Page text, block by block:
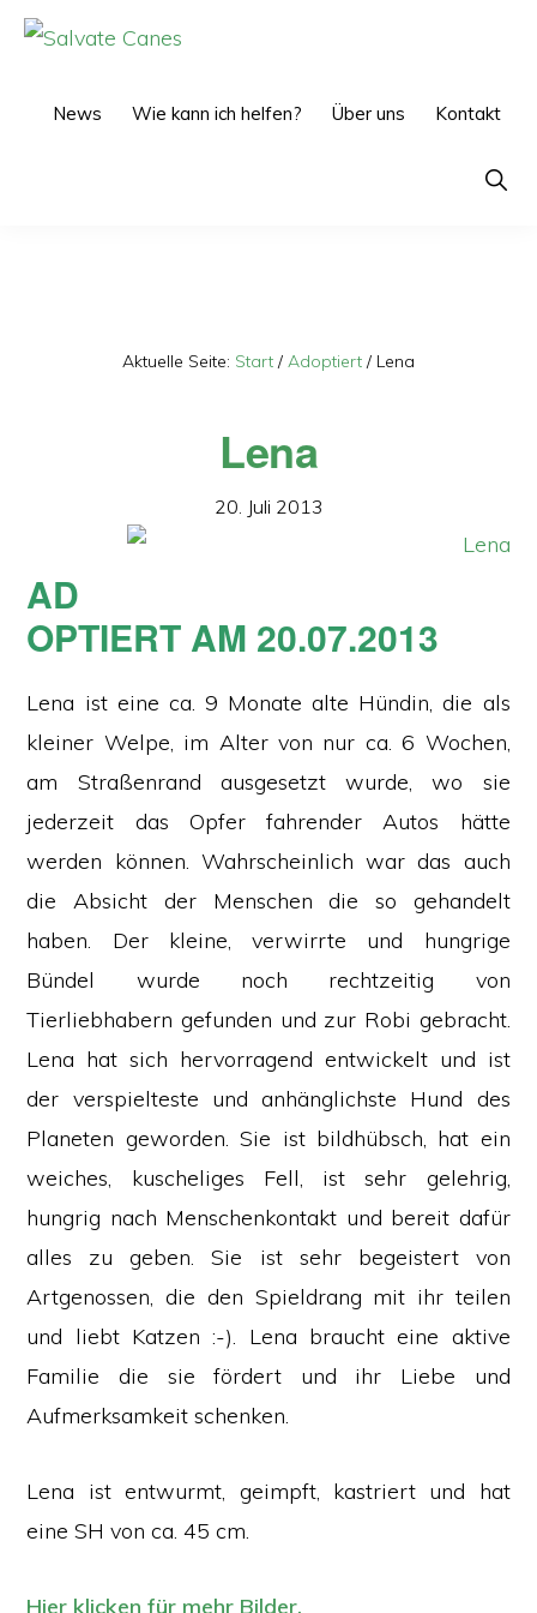
Zur
Zum
News Wie kann ich helfen? Über uns Kontakt
Show
Aktuelle Seite: Start / Adoptiert / Lena
Lena
20. Juli 2013
AD
OPTIERT AM 20.07.2013
Lena ist eine ca. 9 Monate alte Hündin, die als
kleiner Welpe, im Alter von nur ca. 6 Wochen,
am Straßenrand ausgesetzt wurde, wo sie
jederzeit das Opfer fahrender Autos hätte
werden können. Wahrscheinlich war das auch
die Absicht der Menschen die so gehandelt
haben. Der kleine, verwirrte und hungrige
Bündel wurde noch rechtzeitig von
Tierliebhabern gefunden und zur Robi gebracht.
Lena hat sich hervorragend entwickelt und ist
der verspielteste und anhänglichste Hund des
Planeten geworden. Sie ist bildhübsch, hat ein
weiches, kuscheliges Fell, ist sehr gelehrig,
hungrig nach Menschenkontakt und bereit dafür
alles zu geben. Sie ist sehr begeistert von
Artgenossen, die den Spieldrang mit ihr teilen
und liebt Katzen :-). Lena braucht eine aktive
Familie die sie fördert und ihr Liebe und
Aufmerksamkeit schenken.
Lena ist entwurmt, geimpft, kastriert und hat
eine SH von ca. 45 cm.
Hier klicken für mehr Bilder.